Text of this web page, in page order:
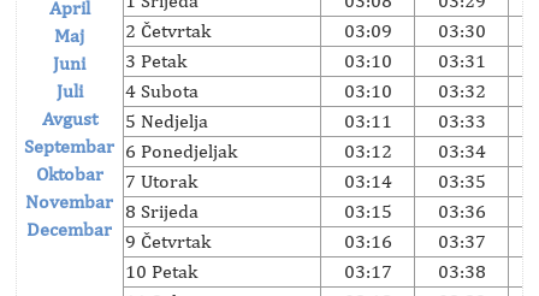
April
Maj
Juni
Juli
Avgust
Septembar
Oktobar
Novembar
Decembar
2 Četvrtak
03:09 03:30
3 Petak
03:10 03:31
4 Subota
03:10 03:32
5 Nedjelja
03:11 03:33
6 Ponedjeljak
03:12 03:34
7 Utorak
03:14 03:35
8 Srijeda
03:15 03:36
9 Četvrtak
03:16 03:37
10 Petak
03:17 03:38